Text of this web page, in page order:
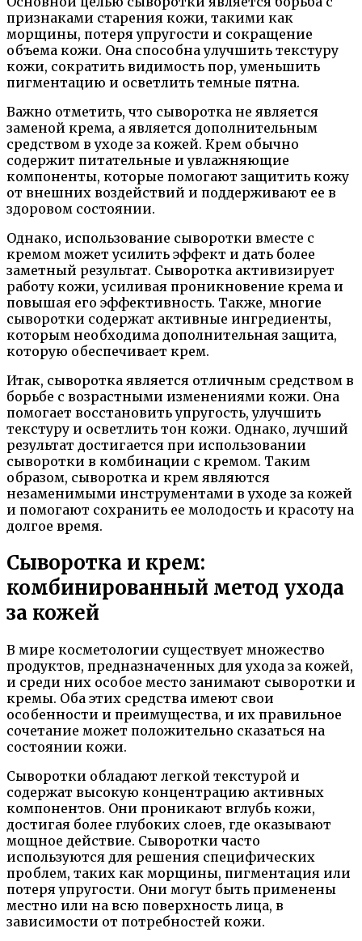
признаками старения кожи, такими как
морщины, потеря упругости и сокращение
объема кожи. Она способна улучшить текстуру
кожи, сократить видимость пор, уменьшить
пигментацию и осветлить темные пятна.
Важно отметить, что сыворотка не является
заменой крема, а является дополнительным
средством в уходе за кожей. Крем обычно
содержит питательные и увлажняющие
компоненты, которые помогают защитить кожу
от внешних воздействий и поддерживают ее в
здоровом состоянии.
Однако, использование сыворотки вместе с
кремом может усилить эффект и дать более
заметный результат. Сыворотка активизирует
работу кожи, усиливая проникновение крема и
повышая его эффективность. Также, многие
сыворотки содержат активные ингредиенты,
которым необходима дополнительная защита,
которую обеспечивает крем.
Итак, сыворотка является отличным средством в
борьбе с возрастными изменениями кожи. Она
помогает восстановить упругость, улучшить
текстуру и осветлить тон кожи. Однако, лучший
результат достигается при использовании
сыворотки в комбинации с кремом. Таким
образом, сыворотка и крем являются
незаменимыми инструментами в уходе за кожей
и помогают сохранить ее молодость и красоту на
долгое время.
Сыворотка и крем:
комбинированный метод ухода
за кожей
В мире косметологии существует множество
продуктов, предназначенных для ухода за кожей,
и среди них особое место занимают сыворотки и
кремы. Оба этих средства имеют свои
особенности и преимущества, и их правильное
сочетание может положительно сказаться на
состоянии кожи.
Сыворотки обладают легкой текстурой и
содержат высокую концентрацию активных
компонентов. Они проникают вглубь кожи,
достигая более глубоких слоев, где оказывают
мощное действие. Сыворотки часто
используются для решения специфических
проблем, таких как морщины, пигментация или
потеря упругости. Они могут быть применены
местно или на всю поверхность лица, в
зависимости от потребностей кожи.